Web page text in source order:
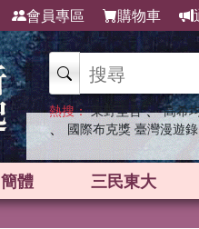
會員專區 購物車
熱搜： 東野圭吾 、 高希
、 國際布克獎 臺灣漫遊錄
簡體 三民東大